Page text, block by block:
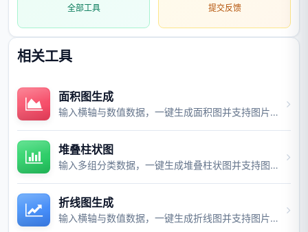
全部工具 提交反馈
相关工具
面积图生成
输入横轴与数值数据，一键生成面积图并支持图片与视频导出。
堆叠柱状图
输入多组分类数据，一键生成堆叠柱状图并支持图片与视频导出。
折线图生成
输入横轴与数值数据，一键生成折线图并支持图片与视频导出。